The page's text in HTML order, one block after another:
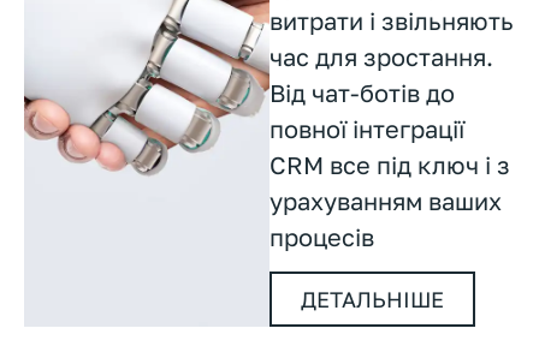
витрати і звільняють
час для зростання.
Від чат-ботів до
повної інтеграції
CRM все під ключ і з
урахуванням ваших
процесів
ДЕТАЛЬНІШЕ